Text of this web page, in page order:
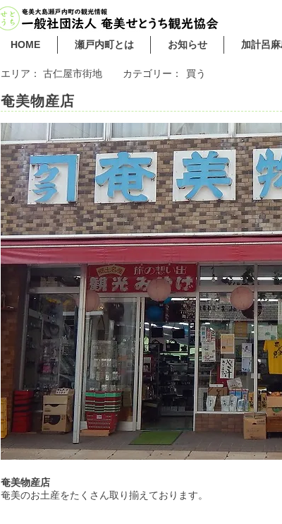
HOME 瀬戸内町とは お知らせ 加計呂
エリア： 古仁屋市街地 カテゴリー： 買う
奄美物産店
奄美物産店
奄美のお土産をたくさん取り揃えております。